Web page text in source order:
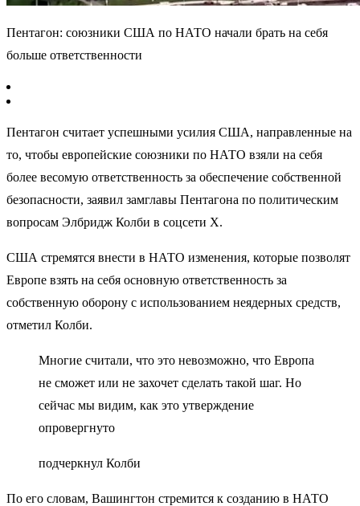
Пентагон: союзники США по НАТО начали брать на себя
больше ответственности
Пентагон считает успешными усилия США, направленные на
то, чтобы европейские союзники по НАТО взяли на себя
более весомую ответственность за обеспечение собственной
безопасности, заявил замглавы Пентагона по политическим
вопросам Элбридж Колби в соцсети X.
США стремятся внести в НАТО изменения, которые позволят
Европе взять на себя основную ответственность за
собственную оборону с использованием неядерных средств,
отметил Колби.
Многие считали, что это невозможно, что Европа
не сможет или не захочет сделать такой шаг. Но
сейчас мы видим, как это утверждение
опровергнуто
подчеркнул Колби
По его словам, Вашингтон стремится к созданию в НАТО